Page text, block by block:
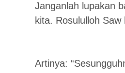
Janganlah lupakan
kita. Rosululloh Saw
Artinya: